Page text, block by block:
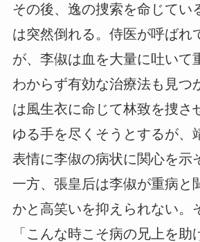
その後、逸の捜索を命じてい
は突然倒れる。侍医が呼ばれ
が、李俶は血を大量に吐いて
わからず有効な治療法も見つ
は風生衣に命じて林致を捜さ
ゆる手を尽くそうとするが、
表情に李俶の病状に関心を示
一方、張皇后は李俶が重病と
かと高笑いを抑えられない。
「こんな時こそ病の兄上を助